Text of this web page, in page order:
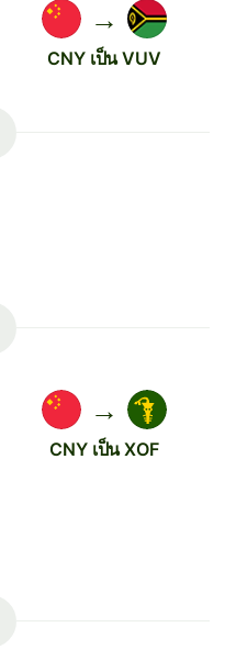
→
CNY เป็น VUV
→
CNY เป็น XOF